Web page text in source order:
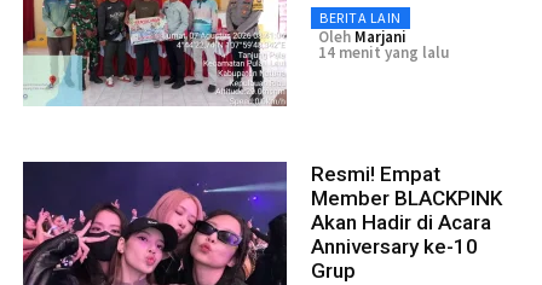
BERITA LAIN
Oleh Marjani
14 menit yang lalu
Resmi! Empat
Member BLACKPINK
Akan Hadir di Acara
Anniversary ke-10
Grup